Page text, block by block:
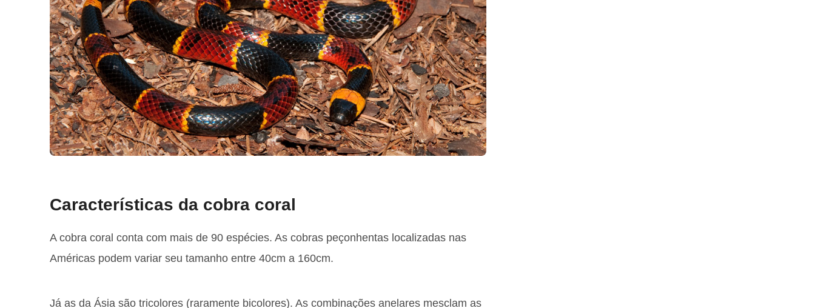
Características da cobra coral
A cobra coral conta com mais de 90 espécies. As cobras peçonhentas localizadas nas
Américas podem variar seu tamanho entre 40cm a 160cm.
Já as da Ásia são tricolores (raramente bicolores). As combinações anelares mesclam as